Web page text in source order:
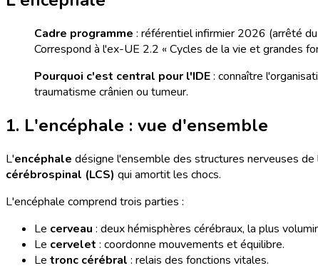
Cadre programme : référentiel infirmier 2026 (arrêté
Correspond à l'ex-UE 2.2 « Cycles de la vie et grandes
Pourquoi c'est central pour l'IDE: connaître
traumatisme crânien ou tumeur.
1. L'encéphale : vue d'ensemble
L'encéphale désigne l'ensemble des structures nerveuses
cérébrospinal (LCS) qui amortit les chocs.
L'encéphale comprend trois parties :
Le cerveau : deux hémisphères cérébraux, la plus
Le cervelet : coordonne mouvements et équilibre.
Le tronc cérébral : relais des fonctions vitales.